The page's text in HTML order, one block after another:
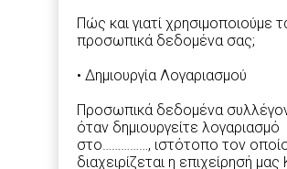
Πώς και γιατί χρησιμοποιούμε
προσωπικά δεδομένα σας;
• Δημιουργία Λογαριασμού
Προσωπικά δεδομένα
όταν δημιουργείτε λογαριασμό
στο……………, ιστότοπο τον
διαχειρίζεται η επιχείρησή